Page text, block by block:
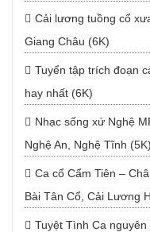
Cải lương tuồng cổ
Giang Châu (6K)
Tuyển tập trích đoạn
hay nhất (6K)
Nhạc sống xứ Nghệ
Nghệ An, Nghệ Tĩnh (5K)
Ca cổ Cẩm Tiên –
Bài Tân Cổ, Cải Lương
Tuyệt Tình Ca